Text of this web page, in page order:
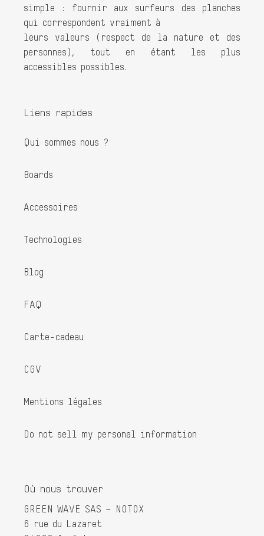
simple : fournir aux surfeurs des planches
qui correspondent vraiment à
leurs valeurs (respect de la nature et des
personnes), tout en étant les plus
accessibles possibles.
Liens rapides
Qui sommes nous ?
Boards
Accessoires
Technologies
Blog
FAQ
Carte-cadeau
CGV
Mentions légales
Do not sell my personal information
Où nous trouver
GREEN WAVE SAS – NOTOX
6 rue du Lazaret